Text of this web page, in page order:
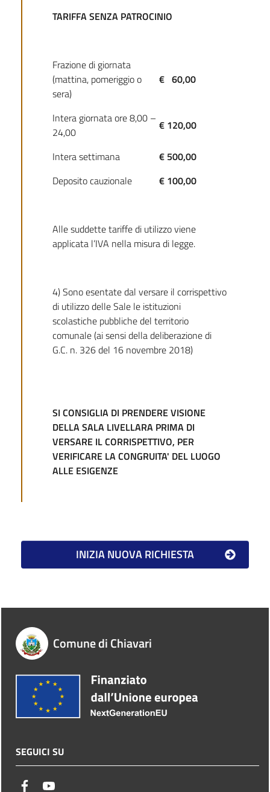
TARIFFA SENZA PATROCINIO
Frazione di giornata
(mattina, pomeriggio o
sera)
€ 60,00
Intera giornata ore 8,00 –
24,00
€ 120,00
Intera settimana
€ 500,00
Deposito cauzionale
€ 100,00
Alle suddette tariffe di utilizzo viene
applicata l’IVA nella misura di legge.
4) Sono esentate dal versare il corrispettivo
di utilizzo delle Sale le istituzioni
scolastiche pubbliche del territorio
comunale (ai sensi della deliberazione di
G.C. n. 326 del 16 novembre 2018)
SI CONSIGLIA DI PRENDERE VISIONE
DELLA SALA LIVELLARA PRIMA DI
VERSARE IL CORRISPETTIVO, PER
VERIFICARE LA CONGRUITA' DEL LUOGO
ALLE ESIGENZE
Comune di Chiavari
SEGUICI SU
facebook